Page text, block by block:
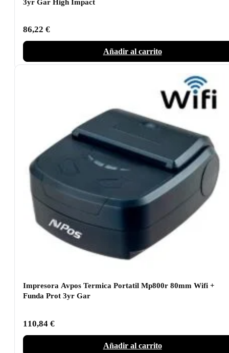
3yr Gar High Impact
86,22 €
Añadir al carrito
Impresora Avpos Termica Portatil Mp800r 80mm Wifi +
Funda Prot 3yr Gar
110,84 €
Añadir al carrito